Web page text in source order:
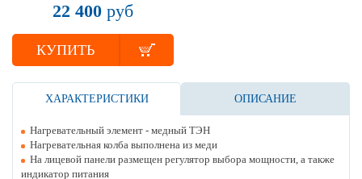
22 400 руб
КУПИТЬ
ХАРАКТЕРИСТИКИ ОПИСАНИЕ
Нагревательный элемент - медный ТЭН
Нагревательная колба выполнена из меди
На лицевой панели размещен регулятор выбора мощности, а также
индикатор питания